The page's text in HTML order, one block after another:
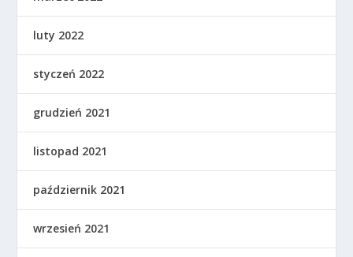
luty 2022
styczeń 2022
grudzień 2021
listopad 2021
październik 2021
wrzesień 2021